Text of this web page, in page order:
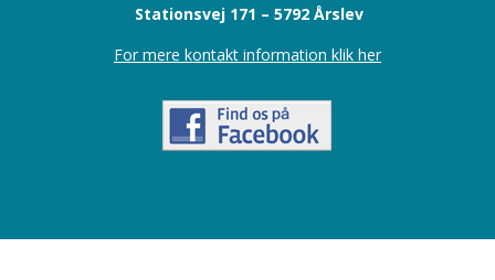
Stationsvej 171 –5792 Årslev
For mere kontakt information klik her